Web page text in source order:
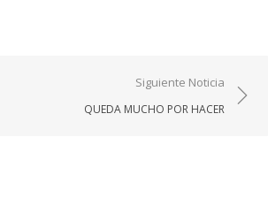
Siguiente Noticia
QUEDA MUCHO POR HACER